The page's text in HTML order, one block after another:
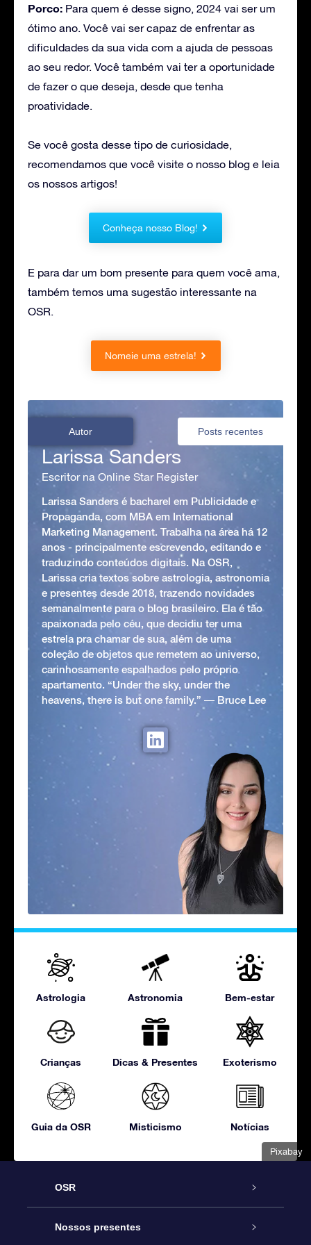
Pixabay
Porco: Para quem é desse signo, 2024 vai ser um
ótimo ano. Você vai ser capaz de enfrentar as
dificuldades da sua vida com a ajuda de pessoas
ao seu redor. Você também vai ter a oportunidade
de fazer o que deseja, desde que tenha
proatividade.
Se você gosta desse tipo de curiosidade,
recomendamos que você visite o nosso blog e leia
os nossos artigos!
Conheça nosso Blog!
E para dar um bom presente para quem você ama,
também temos uma sugestão interessante na
OSR.
Nomeie uma estrela!
Autor Posts recentes
Larissa Sanders
Escritor na Online Star Register
Larissa Sanders é bacharel em Publicidade e
Propaganda, com MBA em International
Marketing Management. Trabalha na área há 12
anos - principalmente escrevendo, editando e
traduzindo conteúdos digitais. Na OSR,
Larissa cria textos sobre astrologia, astronomia
e presentes desde 2018, trazendo novidades
semanalmente para o blog brasileiro. Ela é tão
apaixonada pelo céu, que decidiu ter uma
estrela pra chamar de sua, além de uma
coleção de objetos que remetem ao universo,
carinhosamente espalhados pelo próprio
apartamento. “Under the sky, under the
heavens, there is but one family.” ― Bruce Lee
Astrologia Astronomia Bem-estar
Crianças Dicas & Presentes Exoterismo
Guia da OSR Misticismo Notícias
OSR
Serviço
Nossos presentes